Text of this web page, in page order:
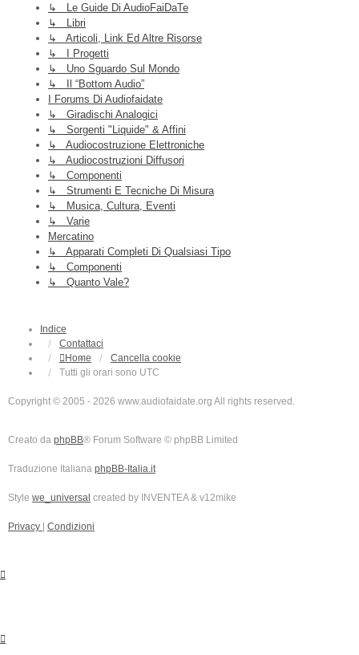
↳ Le Guide Di AudioFaiDaTe
↳ Libri
↳ Articoli, Link Ed Altre Risorse
↳ I Progetti
↳ Uno Sguardo Sul Mondo
↳ Il “Bottom Audio”
I Forums Di Audiofaidate
↳ Giradischi Analogici
↳ Sorgenti "liquide" & Affini
↳ Audiocostruzione Elettroniche
↳ Audiocostruzioni Diffusori
↳ Componenti
↳ Strumenti E Tecniche Di Misura
↳ Musica, Cultura, Eventi
↳ Varie
Mercatino
↳ Apparati Completi Di Qualsiasi Tipo
↳ Componenti
↳ Quanto Vale?
Indice
Contattaci
Home
Cancella cookie
Tutti gli orari sono UTC
Copyright © 2005 - 2026 www.audiofaidate.org All rights reserved.
Creato da phpBB® Forum Software © phpBB Limited
Traduzione Italiana phpBB-Italia.it
Style we_universal created by INVENTEA & v12mike
Privacy | Condizioni